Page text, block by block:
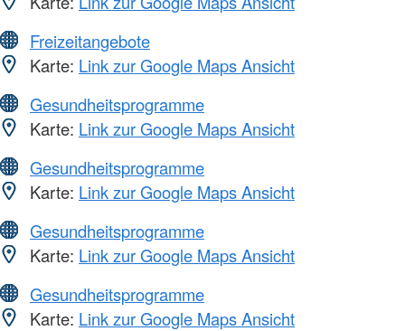
Freizeitangebote
Karte: Link zur Google Maps Ansicht
Gesundheitsprogramme
Karte: Link zur Google Maps Ansicht
Gesundheitsprogramme
Karte: Link zur Google Maps Ansicht
Gesundheitsprogramme
Karte: Link zur Google Maps Ansicht
Gesundheitsprogramme
Karte: Link zur Google Maps Ansicht